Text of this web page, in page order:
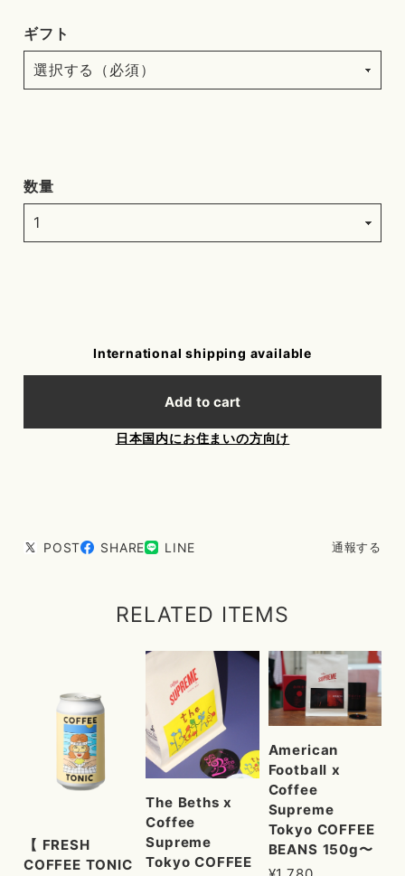
ギフト
数量
International shipping available
Add to cart
日本国内にお住まいの方向け
POST SHARE LINE 通報する
RELATED ITEMS
【 FRESH
COFFEE TONIC
The Beths x
Coffee
Supreme
Tokyo COFFEE
American
Football x
Coffee
Supreme
Tokyo COFFEE
BEANS 150g〜